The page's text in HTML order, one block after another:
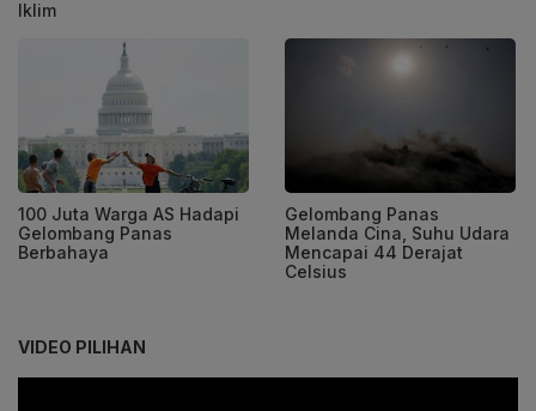
Iklim
100 Juta Warga AS Hadapi
Gelombang Panas
Berbahaya
Gelombang Panas
Melanda Cina, Suhu Udara
Mencapai 44 Derajat
Celsius
VIDEO PILIHAN